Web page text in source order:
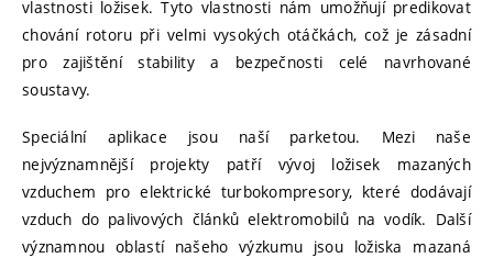
vlastnosti ložisek. Tyto vlastnosti nám umožňují predikovat
chování rotoru při velmi vysokých otáčkách, což je zásadní
pro zajištění stability a bezpečnosti celé navrhované
soustavy.
Speciální aplikace jsou naší parketou. Mezi naše
nejvýznamnější projekty patří vývoj ložisek mazaných
vzduchem pro elektrické turbokompresory, které dodávají
vzduch do palivových článků elektromobilů na vodík. Další
významnou oblastí našeho výzkumu jsou ložiska mazaná